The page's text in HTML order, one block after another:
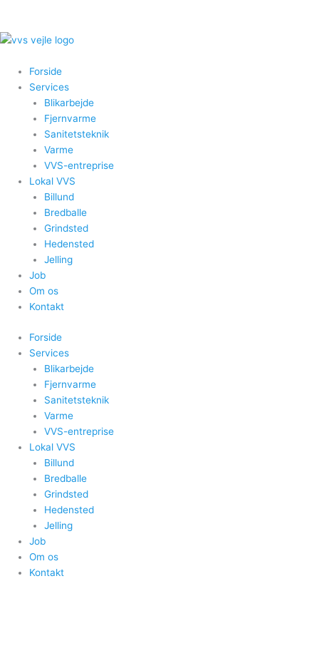
indholdet
Forside
Services
Blikarbejde
Fjernvarme
Sanitetsteknik
Varme
VVS-entreprise
Lokal VVS
Billund
Bredballe
Grindsted
Hedensted
Jelling
Job
Om os
Kontakt
Forside
Services
Blikarbejde
Fjernvarme
Sanitetsteknik
Varme
VVS-entreprise
Lokal VVS
Billund
Bredballe
Grindsted
Hedensted
Jelling
Job
Om os
Kontakt